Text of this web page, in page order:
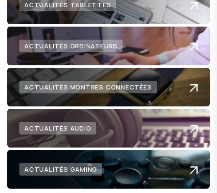
ACTUALITÉS TABLETTES
ACTUALITÉS ORDINATEURS
ACTUALITÉS MONTRES CONNECTÉES
ACTUALITÉS AUDIO
ACTUALITÉS GAMING